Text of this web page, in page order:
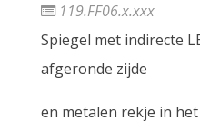
119.FF06.x.xxx
Spiegel met indirecte
afgeronde zijde
en metalen rekje in